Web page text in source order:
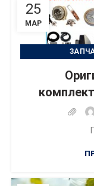
25
МАР